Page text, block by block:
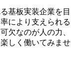
基板実装企業を目
により支えられる
欠なのが人の力、
しく働いてみませ